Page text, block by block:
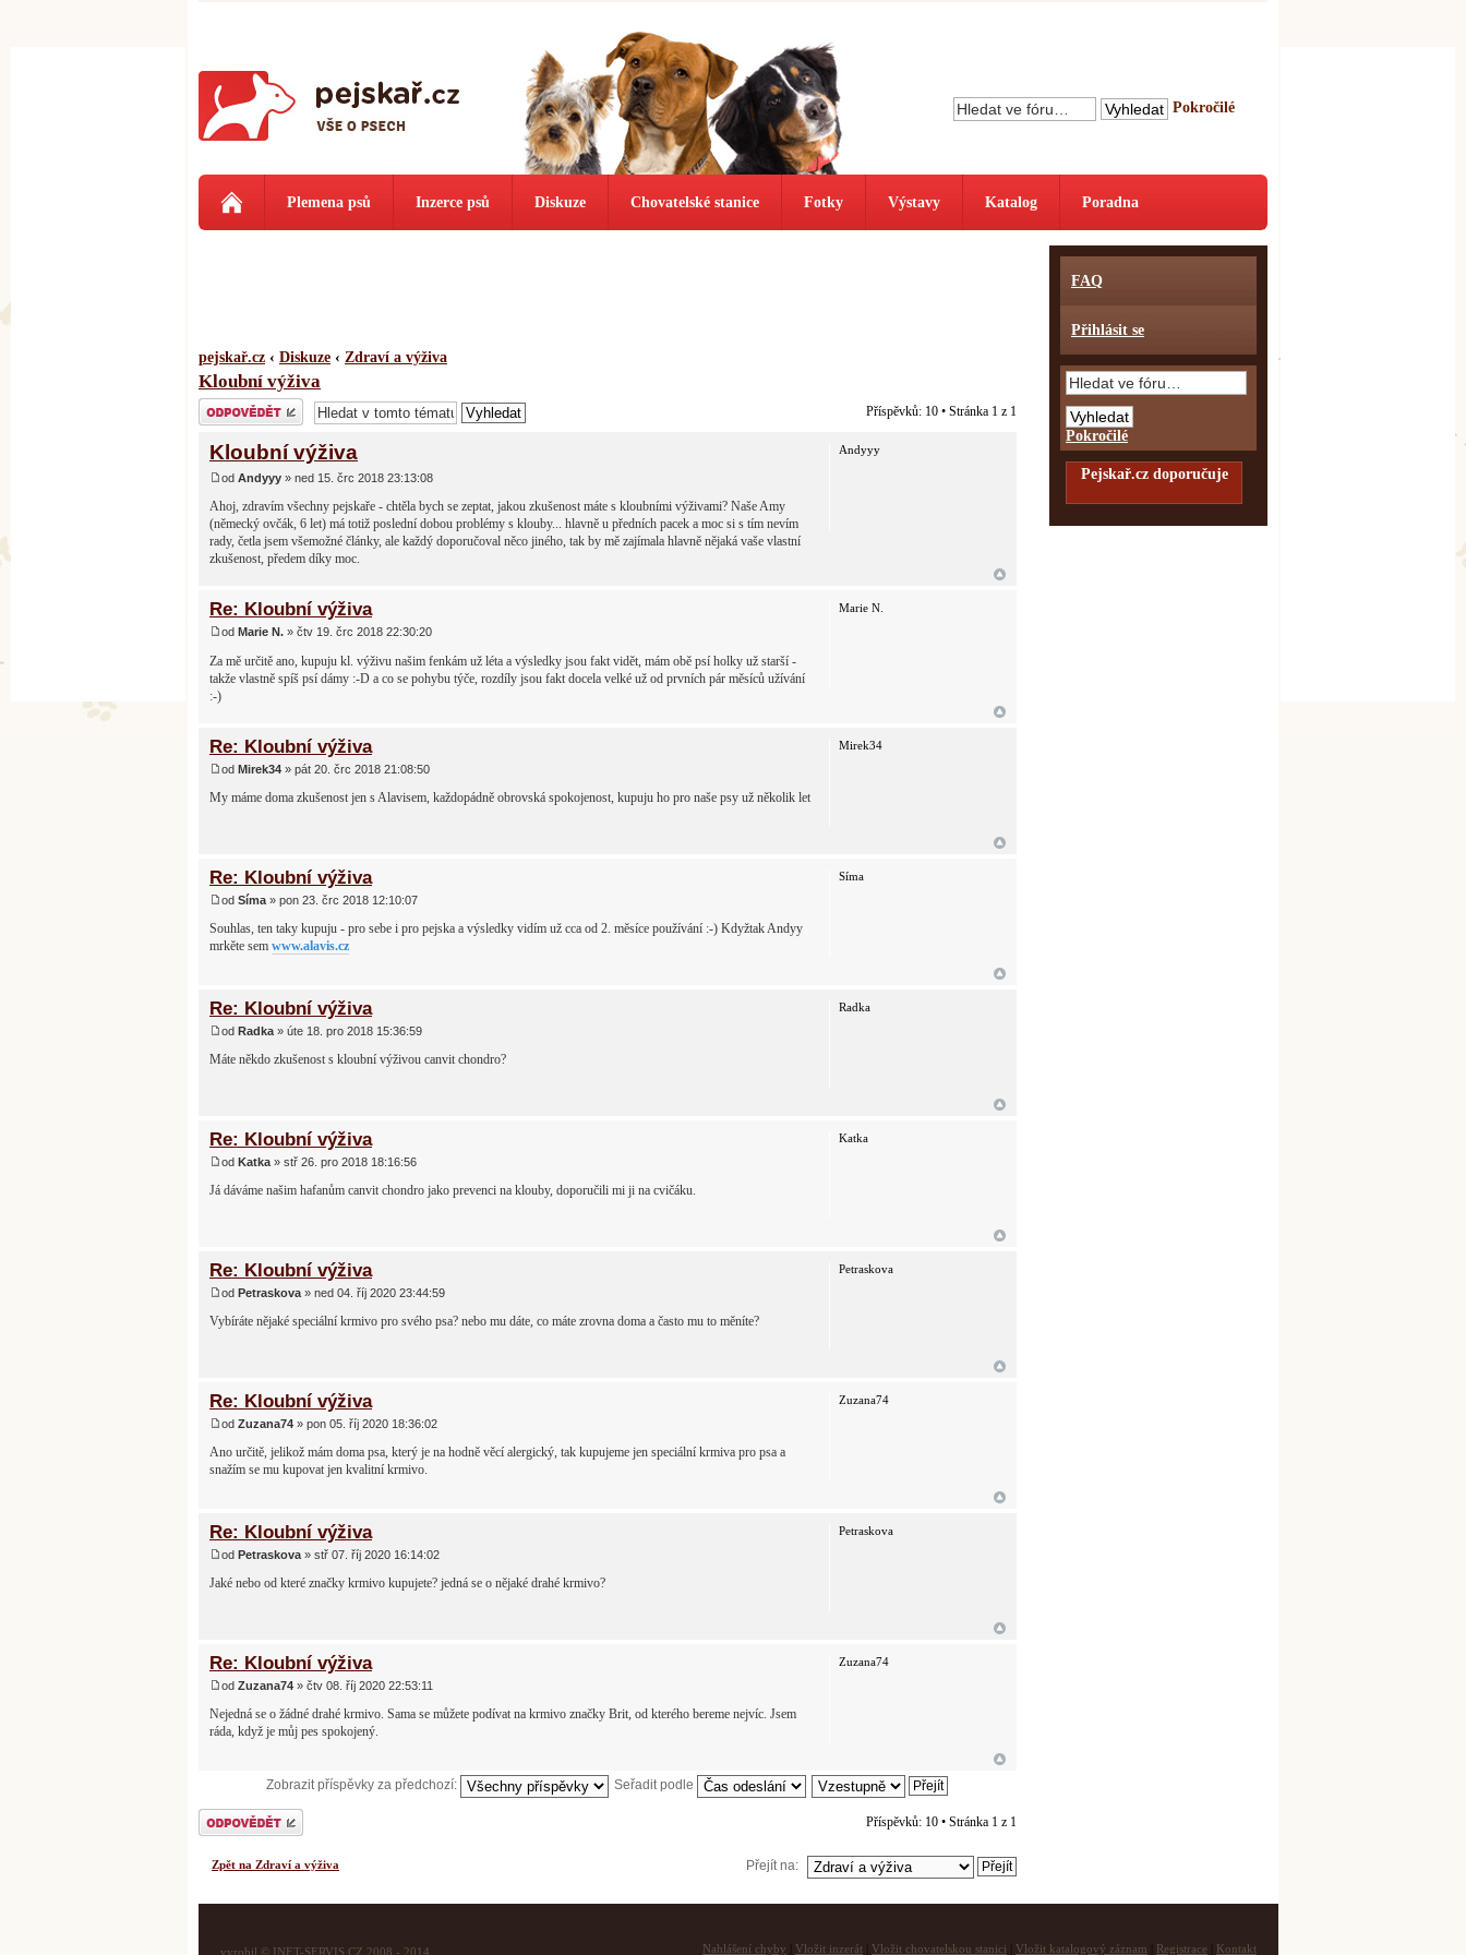
Pokročilé
Plemena psů Inzerce psů Diskuze Chovatelské stanice Fotky Výstavy Katalog Poradna
pejskař.cz ‹ Diskuze ‹ Zdraví a výživa
Kloubní výživa
Odeslat odpověď Příspěvků: 10 • Stránka 1 z 1
Kloubní výživa
od Andyyy » ned 15. črc 2018 23:13:08
Ahoj, zdravím všechny pejskaře - chtěla bych se zeptat, jakou zkušenost máte s kloubními výživami? Naše Amy
(německý ovčák, 6 let) má totiž poslední dobou problémy s klouby... hlavně u předních pacek a moc si s tím nevím
rady, četla jsem všemožné články, ale každý doporučoval něco jiného, tak by mě zajímala hlavně nějaká vaše vlastní
zkušenost, předem díky moc.
Andyyy
Re: Kloubní výživa
od Marie N. » čtv 19. črc 2018 22:30:20
Za mě určitě ano, kupuju kl. výživu našim fenkám už léta a výsledky jsou fakt vidět, mám obě psí holky už starší -
takže vlastně spíš psí dámy :-D a co se pohybu týče, rozdíly jsou fakt docela velké už od prvních pár měsíců užívání
:-)
Marie N.
Re: Kloubní výživa
od Mirek34 » pát 20. črc 2018 21:08:50
My máme doma zkušenost jen s Alavisem, každopádně obrovská spokojenost, kupuju ho pro naše psy už několik let
Mirek34
Re: Kloubní výživa
od Síma » pon 23. črc 2018 12:10:07
Souhlas, ten taky kupuju - pro sebe i pro pejska a výsledky vidím už cca od 2. měsíce používání :-) Kdyžtak Andyy
mrkěte sem www.alavis.cz
Síma
Re: Kloubní výživa
od Radka » úte 18. pro 2018 15:36:59
Máte někdo zkušenost s kloubní výživou canvit chondro?
Radka
Re: Kloubní výživa
od Katka » stř 26. pro 2018 18:16:56
Já dáváme našim hafanům canvit chondro jako prevenci na klouby, doporučili mi ji na cvičáku.
Katka
Re: Kloubní výživa
od Petraskova » ned 04. říj 2020 23:44:59
Vybíráte nějaké speciální krmivo pro svého psa? nebo mu dáte, co máte zrovna doma a často mu to měníte?
Petraskova
Re: Kloubní výživa
od Zuzana74 » pon 05. říj 2020 18:36:02
Ano určitě, jelikož mám doma psa, který je na hodně věcí alergický, tak kupujeme jen speciální krmiva pro psa a
snažím se mu kupovat jen kvalitní krmivo.
Zuzana74
Re: Kloubní výživa
od Petraskova » stř 07. říj 2020 16:14:02
Jaké nebo od které značky krmivo kupujete? jedná se o nějaké drahé krmivo?
Petraskova
Re: Kloubní výživa
od Zuzana74 » čtv 08. říj 2020 22:53:11
Nejedná se o žádné drahé krmivo. Sama se můžete podívat na krmivo značky Brit, od kterého bereme nejvíc. Jsem
ráda, když je můj pes spokojený.
Zuzana74
Zobrazit příspěvky za předchozí: Seřadit podle
Odeslat odpověď Příspěvků: 10 • Stránka 1 z 1
Zpět na Zdraví a výživa Přejít na:
FAQ
Přihlásit se
Pokročilé
Pejskař.cz doporučuje
vyrobil © INET-SERVIS.CZ 2008 - 2014 Nahlášení chyby Vložit inzerát Vložit chovatelskou stanici Vložit katalogový záznam Registrace Kontakt